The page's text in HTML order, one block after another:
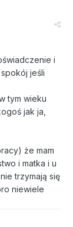
i
jeśli
tym wieku
jak ja,
że mam
i matka i u
trzymają się
niewiele